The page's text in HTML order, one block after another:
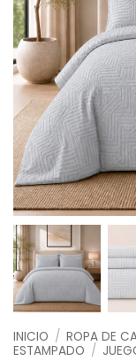
INICIO / ROPA DE
ESTAMPADO /